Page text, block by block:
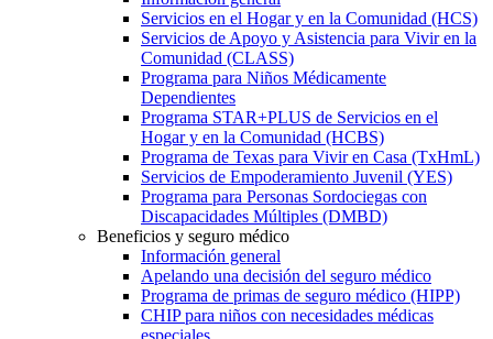
Servicios en el Hogar y en la Comunidad (HCS)
Servicios de Apoyo y Asistencia para Vivir en la
Comunidad (CLASS)
Programa para Niños Médicamente
Dependientes
Programa STAR+PLUS de Servicios en el
Hogar y en la Comunidad (HCBS)
Programa de Texas para Vivir en Casa (TxHmL)
Servicios de Empoderamiento Juvenil (YES)
Programa para Personas Sordociegas con
Discapacidades Múltiples (DMBD)
Beneficios y seguro médico
Información general
Apelando una decisión del seguro médico
Programa de primas de seguro médico (HIPP)
CHIP para niños con necesidades médicas
especiales